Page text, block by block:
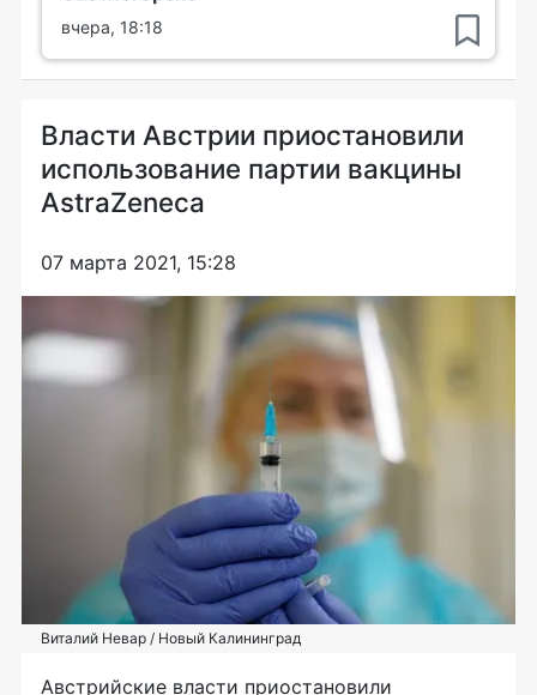
вчера, 18:18
Власти Австрии приостановили
использование партии вакцины
AstraZeneca
07 марта 2021, 15:28
Виталий Невар / Новый Калининград
Австрийские власти приостановили